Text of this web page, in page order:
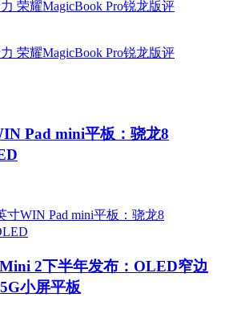
Pad mini平板：骁龙8
2下半年发布：OLED窄边
小屏平板